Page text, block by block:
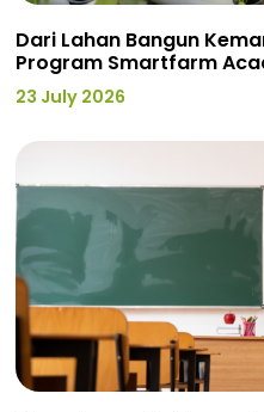
Dari Lahan Bangun
Program Smartfarm
23 July 2026